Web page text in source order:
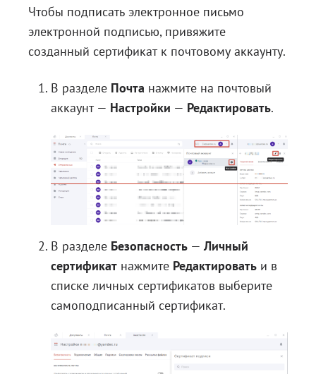
Чтобы подписать электронное письмо
электронной подписью, привяжите
созданный сертификат к почтовому аккаунту.
В разделе Почта нажмите на почтовый
аккаунт — Настройки — Редактировать.
В разделе Безопасность —Личный
сертификат нажмите Редактировать и в
списке личных сертификатов выберите
самоподписанный сертификат.